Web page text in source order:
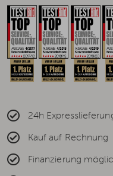
24h
Kauf auf Rechnung
Finanzierung